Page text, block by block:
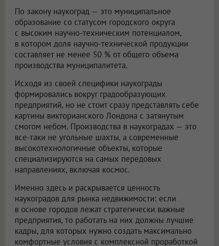
По закону наукоград — это муниципальное
образование со статусом городского округа
с высоким научно-техническим потенциалом,
в котором доля научно-технической продукции
составляет не менее 50 % от общего объема
производства муниципалитета.
Исходя из своей специфики наукограды
формировались вокруг градообразующих
предприятий, но не стоит сразу представлять себе
картины викторианского Лондона с затянутым
смогом небом. Производства в наукоградах — это
все-таки не угольные шахты, а современные
высокотехнологичные объекты, которые
специализируются на самых передовых
направлениях, включая космос.
Именно здесь и раскрывается ценность
наукоградов для рынка недвижимости: если
в основе городов лежат стратегически важные
предприятия, то работать на них должны лучшие
кадры, для которых нужно создать максимально
комфортные условия с комплексной проработкой